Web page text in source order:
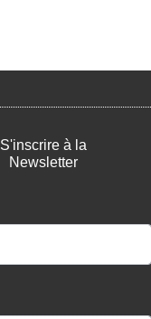
S'inscrire à la
Newsletter